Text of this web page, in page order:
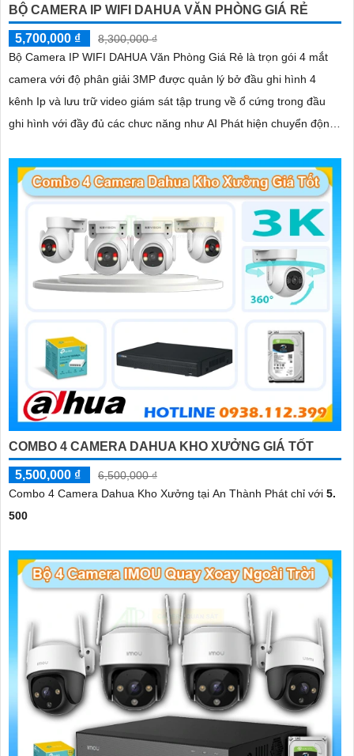
BỘ CAMERA IP WIFI DAHUA VĂN PHÒNG GIÁ RẺ
5,700,000 ₫
8,300,000 ₫
Bộ Camera IP WIFI DAHUA Văn Phòng Giá Rẻ là trọn gói 4 mắt
camera với độ phân giải 3MP được quản lý bở đầu ghi hình 4
kênh Ip và lưu trữ video giám sát tập trung về ổ cứng trong đầu
ghi hình với đầy đủ các chưc năng như AI Phát hiện chuyển động,
COMBO 4 CAMERA DAHUA KHO XƯỞNG GIÁ TỐT
5,500,000 ₫
6,500,000 ₫
Combo 4 Camera Dahua Kho Xưởng tại An Thành Phát chỉ với 5.
500